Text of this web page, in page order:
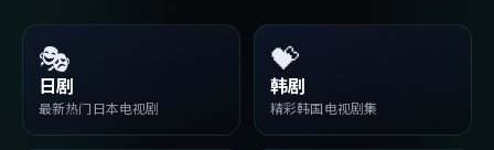
🎭
日剧
最新热门日本电视剧
💝
韩剧
精彩韩国电视剧集